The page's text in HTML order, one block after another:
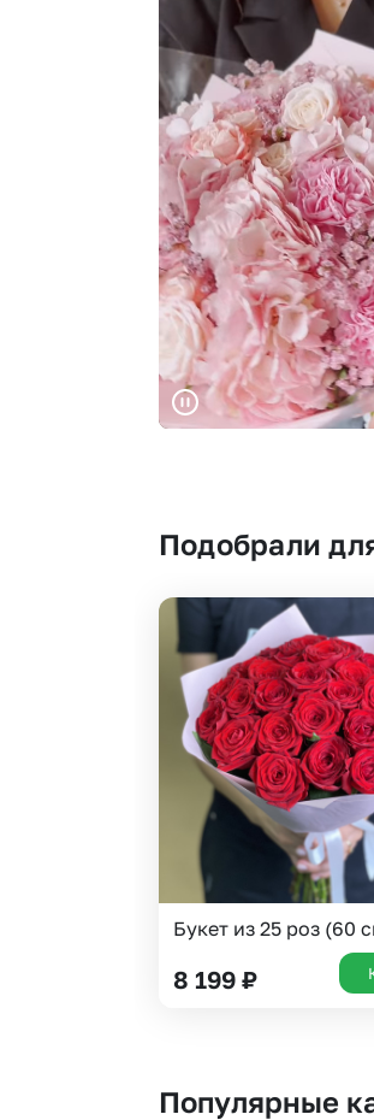
Подобрали
Букет из 25 роз (60
8 199 ₽
Популярные